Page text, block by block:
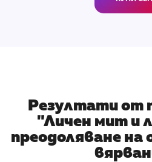
Резултати от
"Личен мит и
преодоляване на